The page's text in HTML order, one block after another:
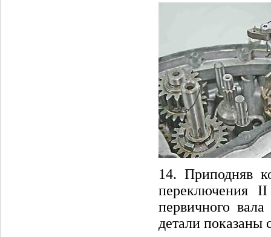
14. Приподняв
переключения
первичного
детали показаны